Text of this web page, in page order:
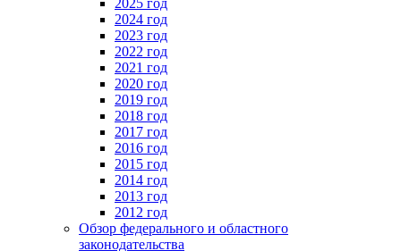
2024 год
2023 год
2022 год
2021 год
2020 год
2019 год
2018 год
2017 год
2016 год
2015 год
2014 год
2013 год
2012 год
Обзор федерального и областного
законодательства